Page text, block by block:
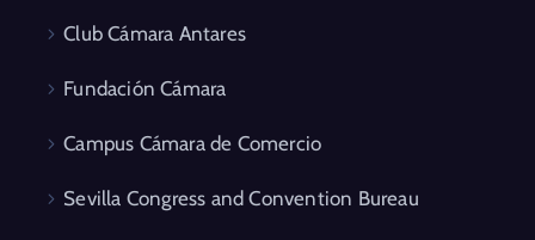
Club Cámara Antares
Fundación Cámara
Campus Cámara de Comercio
Sevilla Congress and Convention Bureau